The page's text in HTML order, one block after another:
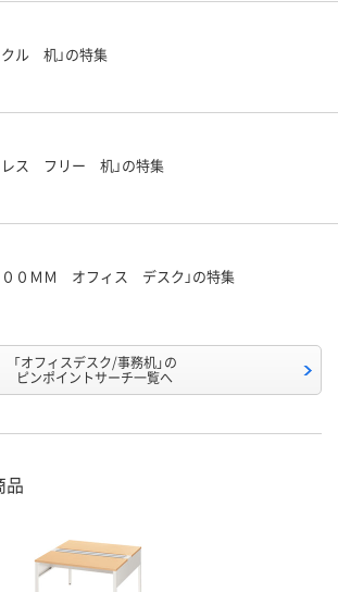
クル 机」の特集
レス フリー 机」の特集
００ＭＭ オフィス デスク」の特集
「オフィスデスク/事務机」の
ピンポイントサーチ一覧へ
品